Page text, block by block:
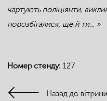
чартують поліціянти,
порозбігалися, ще й ти… »
Номер стенду: 127
Назад до вітрини